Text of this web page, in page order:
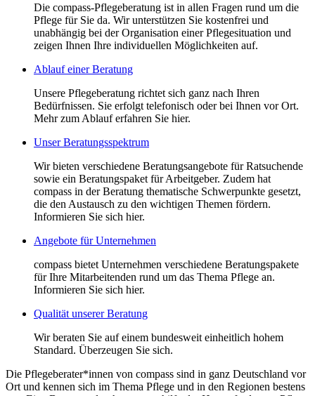
Die compass-Pflegeberatung ist in allen Fragen rund um die
Pflege für Sie da. Wir unterstützen Sie kostenfrei und
unabhängig bei der Organisation einer Pflegesituation und
zeigen Ihnen Ihre individuellen Möglichkeiten auf.
Ablauf einer Beratung
Unsere Pflegeberatung richtet sich ganz nach Ihren
Bedürfnissen. Sie erfolgt telefonisch oder bei Ihnen vor Ort.
Mehr zum Ablauf erfahren Sie hier.
Unser Beratungsspektrum
Wir bieten verschiedene Beratungsangebote für Ratsuchende
sowie ein Beratungspaket für Arbeitgeber. Zudem hat
compass in der Beratung thematische Schwerpunkte gesetzt,
die den Austausch zu den wichtigen Themen fördern.
Informieren Sie sich hier.
Angebote für Unternehmen
compass bietet Unternehmen verschiedene Beratungspakete
für Ihre Mitarbeitenden rund um das Thema Pflege an.
Informieren Sie sich hier.
Qualität unserer Beratung
Wir beraten Sie auf einem bundesweit einheitlich hohem
Standard. Überzeugen Sie sich.
Die Pflegeberater*innen von compass sind in ganz Deutschland vor
Ort und kennen sich im Thema Pflege und in den Regionen bestens